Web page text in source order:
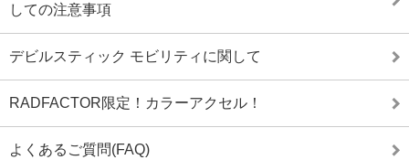
しての注意事項
デビルスティック モビリティに関して
RADFACTOR限定！カラーアクセル！
よくあるご質問(FAQ)